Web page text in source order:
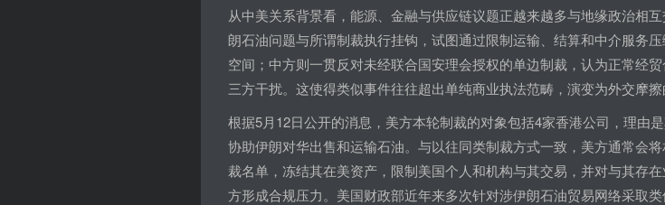
从中美关系背景看，能源、金融与供应链议题正越来越多与地缘政治相
朗石油问题与所谓制裁执行挂钩，试图通过限制运输、结算和中介服务
空间；中方则一贯反对未经联合国安理会授权的单边制裁，认为正常经
三方干扰。这使得类似事件往往超出单纯商业执法范畴，演变为外交摩擦
根据5月12日公开的消息，美方本轮制裁的对象包括4家香港公司，理由
协助伊朗对华出售和运输石油。与以往同类制裁方式一致，美方通常会
裁名单，冻结其在美资产，限制美国个人和机构与其交易，并对与其存
方形成合规压力。美国财政部近年来多次针对涉伊朗石油贸易网络采取